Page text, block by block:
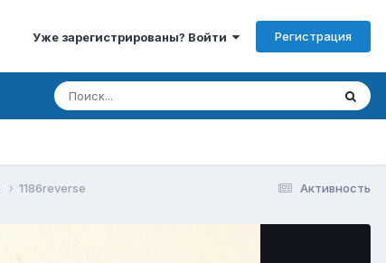
Уже зарегистрированы? Войти Регистрация
Активность
1186reverse